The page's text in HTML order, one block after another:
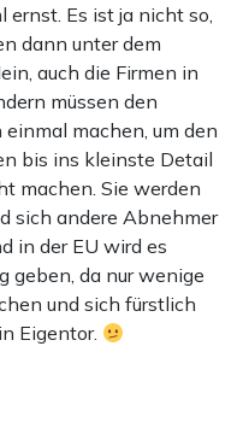
ernst. Es ist ja nicht so,
dann unter dem
auch die Firmen in
müssen den
machen, um den
bis ins kleinste Detail
machen. Sie werden
sich andere Abnehmer
in der EU wird es
geben, da nur wenige
und sich fürstlich
Eigentor.